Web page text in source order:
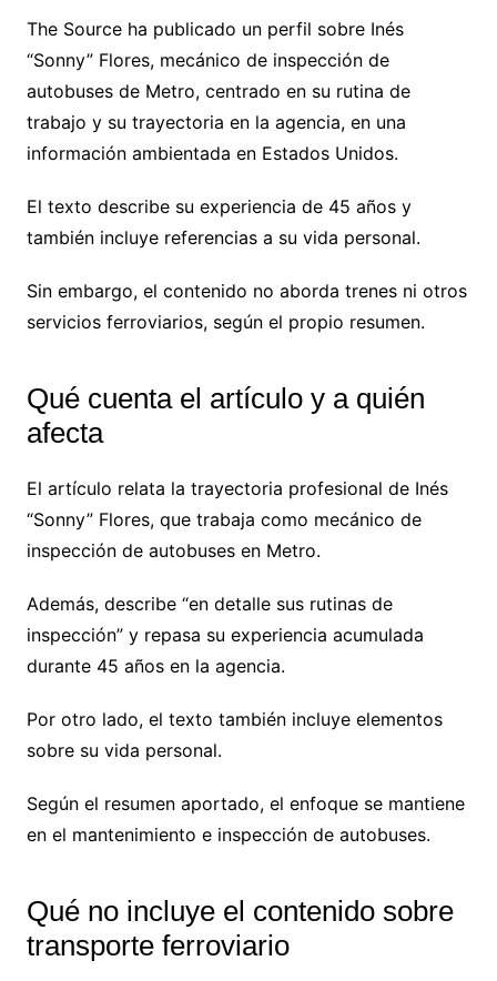
The Source ha publicado un perfil sobre Inés
“Sonny” Flores, mecánico de inspección de
autobuses de Metro, centrado en su rutina de
trabajo y su trayectoria en la agencia, en una
información ambientada en Estados Unidos.
El texto describe su experiencia de 45 años y
también incluye referencias a su vida personal.
Sin embargo, el contenido no aborda trenes ni otros
servicios ferroviarios, según el propio resumen.
Qué cuenta el artículo y a quién
afecta
El artículo relata la trayectoria profesional de Inés
“Sonny” Flores, que trabaja como mecánico de
inspección de autobuses en Metro.
Además, describe “en detalle sus rutinas de
inspección” y repasa su experiencia acumulada
durante 45 años en la agencia.
Por otro lado, el texto también incluye elementos
sobre su vida personal.
Según el resumen aportado, el enfoque se mantiene
en el mantenimiento e inspección de autobuses.
Qué no incluye el contenido sobre
transporte ferroviario